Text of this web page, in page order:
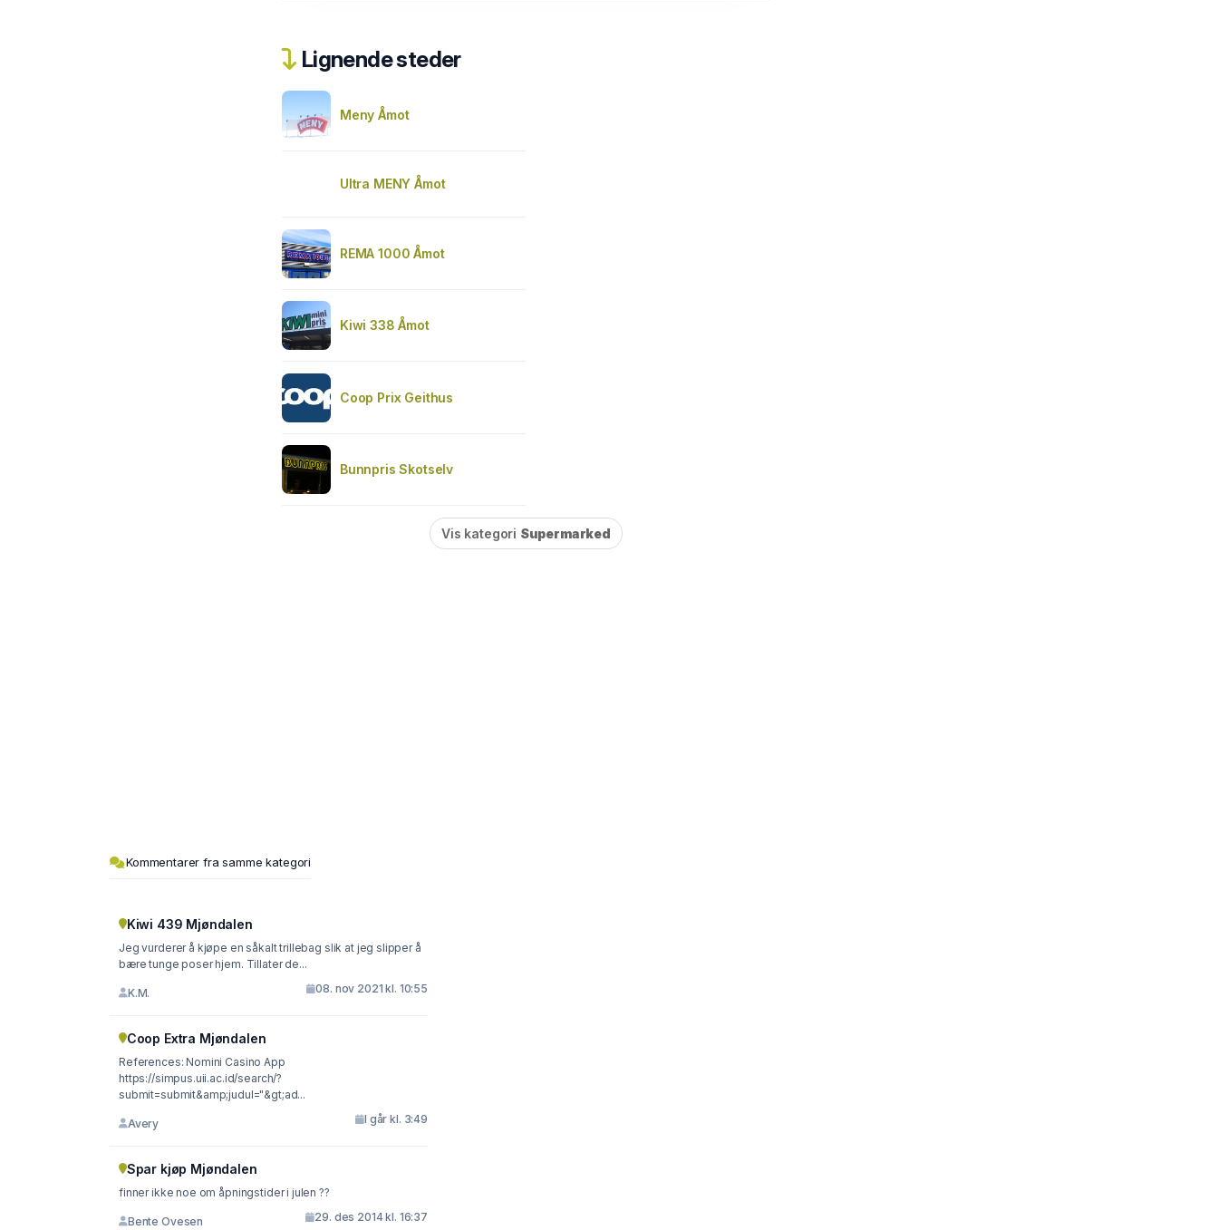
Lignende steder
Meny Åmot
Ultra MENY Åmot
REMA 1000 Åmot
Kiwi 338 Åmot
Coop Prix Geithus
Bunnpris Skotselv
Vis kategori Supermarked
Kommentarer fra samme kategori
Kiwi 439 Mjøndalen
Jeg vurderer å kjøpe en såkalt trillebag slik at jeg slipper å
bære tunge poser hjem. Tillater de...
K.M. 08. nov 2021 kl. 10:55
Coop Extra Mjøndalen
References: Nomini Casino App
https://simpus.uii.ac.id/search/?
submit=submit&amp;judul="&gt;ad...
Avery I går kl. 3:49
Spar kjøp Mjøndalen
finner ikke noe om åpningstider i julen ??
Bente Ovesen 29. des 2014 kl. 16:37